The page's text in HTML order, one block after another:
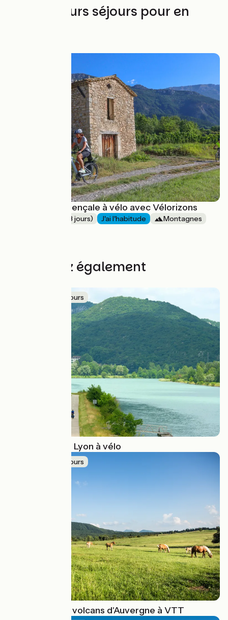
Les meilleurs séjours pour en
La Drôme provençale à vélo avec Vélorizons
Week-End (2-3 jours) J'ai l'habitude
Montagnes
Découvrez également
Idée de parcours
Du lac Léman à Lyon à vélo
Idée de parcours
Traversée des volcans d'Auvergne à VTT